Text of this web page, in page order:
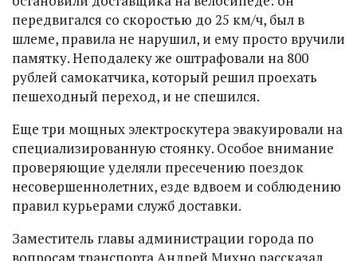
передвигался со скоростью до 25 км/ч, был в
шлеме, правила не нарушил, и ему просто вручили
памятку. Неподалеку же оштрафовали на 800
рублей самокатчика, который решил проехать
пешеходный переход, и не спешился.
Еще три мощных электроскутера эвакуировали на
специализированную стоянку. Особое внимание
проверяющие уделяли пресечению поездок
несовершеннолетних, езде вдвоем и соблюдению
правил курьерами служб доставки.
Заместитель главы администрации города по
вопросам транспорта Андрей Михно рассказал,